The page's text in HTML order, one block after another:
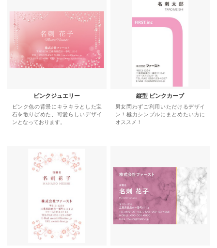
ピンクジュエリー
ピンク色の背景にキラキラとした宝
石を散りばめた、可愛らしいデザイ
ンとなっております。
縦型 ピンクカーブ
男女問わずご利用いただけるデザイ
ン！極力シンプルにまとめたい方に
オススメ！